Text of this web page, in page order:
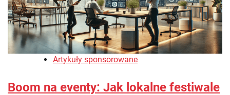
Artykuły sponsorowane
Boom na eventy: Jak lokalne festiwale